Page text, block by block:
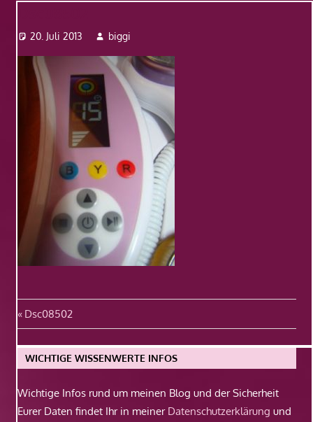
20. Juli 2013 biggi
Beitragsnavigation
Vorheriger
Beitrag:
Dsc08502
WICHTIGE WISSENWERTE INFOS
Wichtige Infos rund um meinen Blog und der Sicherheit
Eurer Daten findet Ihr in meiner Datenschutzerklärung und